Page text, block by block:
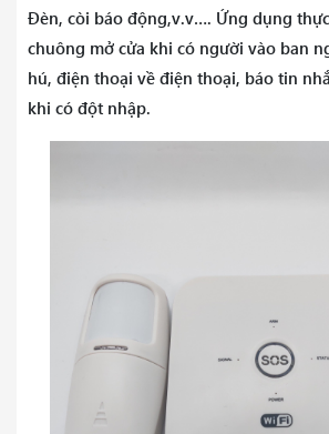
Đèn, còi báo động,v.v…. Ứng dụng
chuông mở cửa khi có người vào ban
hú, điện thoại về điện thoại, báo tin
khi có đột nhập.